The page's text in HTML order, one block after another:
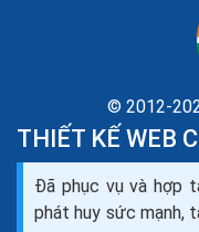
Thiết kế website
marketing ra đơn
© 2012-
THIẾT KẾ WEB
Đã phục vụ và hợp
phát huy sức mạnh,